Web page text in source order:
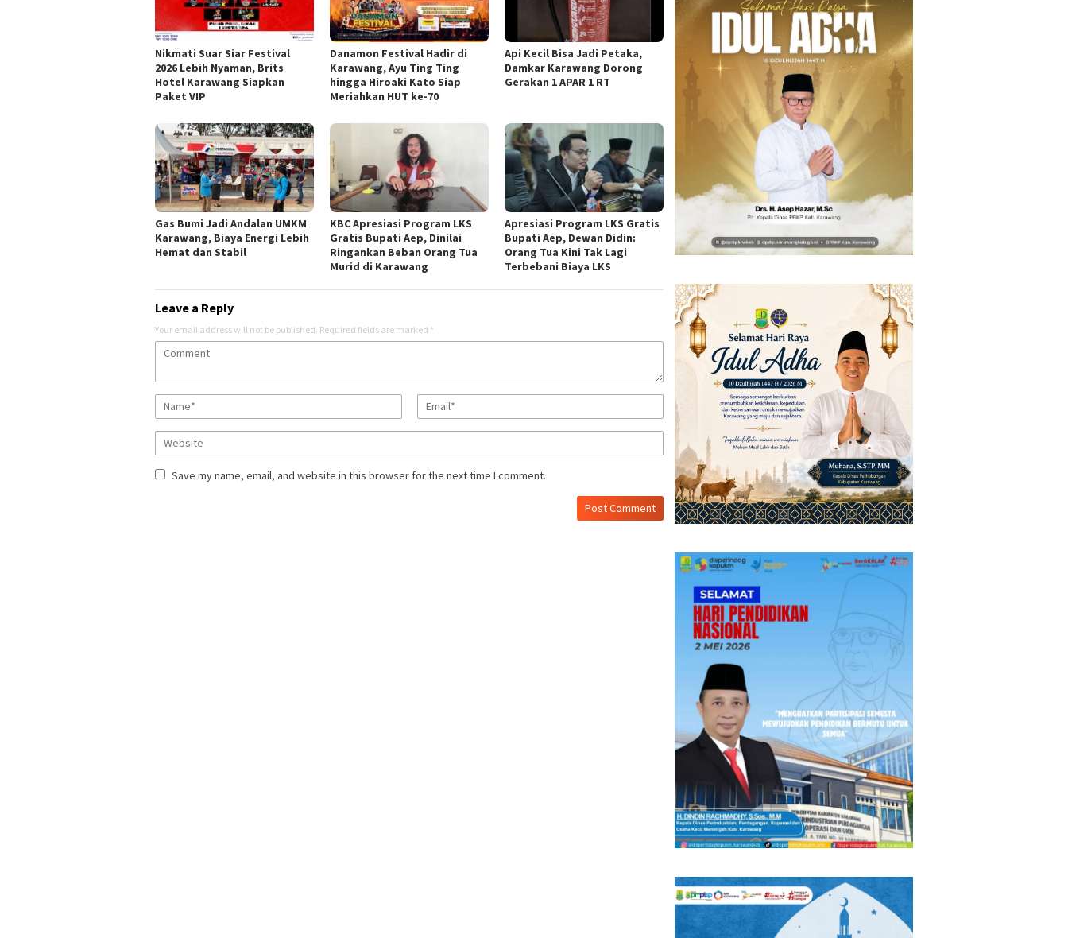
Nikmati Suar Siar Festival
2026 Lebih Nyaman, Brits
Hotel Karawang Siapkan
Paket VIP
Danamon Festival Hadir di
Karawang, Ayu Ting Ting
hingga Hiroaki Kato Siap
Meriahkan HUT ke-70
Api Kecil Bisa Jadi Petaka,
Damkar Karawang Dorong
Gerakan 1 APAR 1 RT
Gas Bumi Jadi Andalan UMKM
Karawang, Biaya Energi Lebih
Hemat dan Stabil
KBC Apresiasi Program LKS
Gratis Bupati Aep, Dinilai
Ringankan Beban Orang Tua
Murid di Karawang
Apresiasi Program LKS Gratis
Bupati Aep, Dewan Didin:
Orang Tua Kini Tak Lagi
Terbebani Biaya LKS
Leave a Reply
Your email address will not be published. Required fields are marked *
Save my name, email, and website in this browser for the next time I comment.